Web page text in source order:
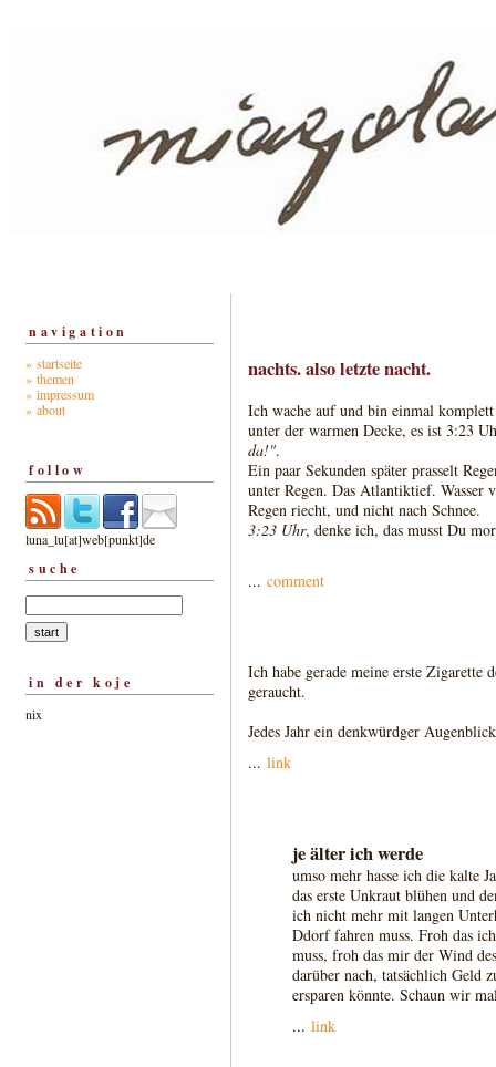
navigation
» startseite
» themen
» impressum
» about
follow
luna_lu[at]web[punkt]de
suche
in der koje
nix
nachts. also letzte nacht.
Ich wache auf und bin einmal
unter der warmen Decke, es ist 3:23
da!".
Ein paar Sekunden später prasselt
unter Regen. Das Atlantiktief. Wasser
Regen riecht, und nicht nach Schnee.
3:23 Uhr, denke ich, das musst Du
... comment
Ich habe gerade meine erste Zigarette
geraucht.
Jedes Jahr ein denkwürdger
... link
je älter ich werde
umso mehr hasse ich die kalte
das erste Unkraut blühen und
ich nicht mehr mit langen
Ddorf fahren muss. Froh das
muss, froh das mir der Wind
darüber nach, tatsächlich Geld
ersparen könnte. Schaun wir
... link